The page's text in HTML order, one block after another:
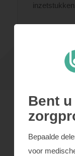
Bent u
Bepaalde
voor